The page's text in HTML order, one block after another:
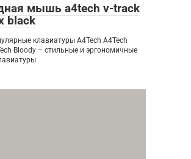
мышь a4tech v-track
black
клавиатуры A4Tech A4Tech
Bloody – стильные и эргономичные